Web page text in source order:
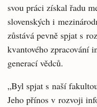
svou práci získal řadu
slovenských i
zůstává pevně spjat s
kvantového zpracování
generací vědců.
„Byl spjat s naší
Jeho přínos v rozvoji